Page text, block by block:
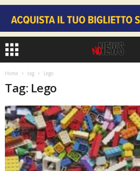
Home tag Lego
Tag: Lego